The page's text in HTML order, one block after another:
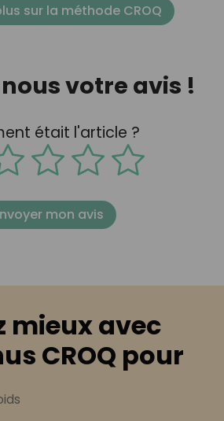
sur la méthode CROQ
votre avis !
était l'article ?
mon avis
mieux avec
CROQ pour